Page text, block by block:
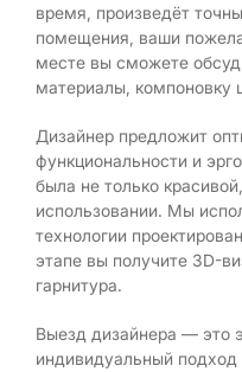
время, произведёт
помещения, ваши
месте вы сможете
материалы, компоновку
Дизайнер предложит
функциональности и
была не только
использовании. Мы
технологии
этапе вы получите 3D-
гарнитура.
Выезд дизайнера — это
индивидуальный подход